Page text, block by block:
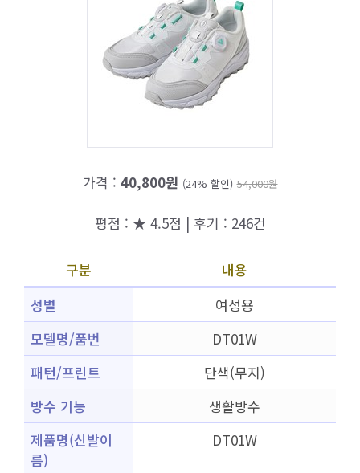
가격 : 40,800원 (24% 할인) 54,000원
평점 : ★ 4.5점 | 후기 : 246건
구분
내용
성별
여성용
모델명/품번
DT01W
패턴/프린트
단색(무지)
방수 기능
생활방수
제품명(신발이
름)
DT01W